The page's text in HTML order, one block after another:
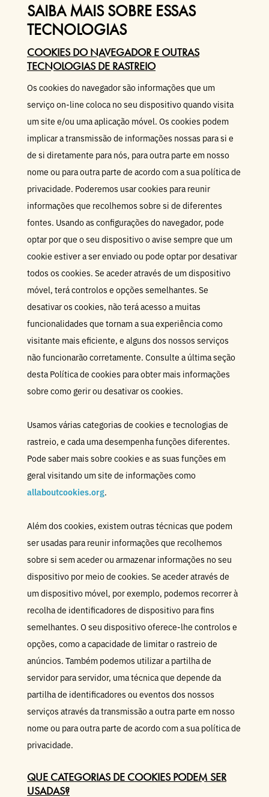
SAIBA MAIS SOBRE ESSAS
TECNOLOGIAS
COOKIES DO NAVEGADOR E OUTRAS
TECNOLOGIAS DE RASTREIO
Os cookies do navegador são informações que um
serviço on-line coloca no seu dispositivo quando visita
um site e/ou uma aplicação móvel. Os cookies podem
implicar a transmissão de informações nossas para si e
de si diretamente para nós, para outra parte em nosso
nome ou para outra parte de acordo com a sua política de
privacidade. Poderemos usar cookies para reunir
informações que recolhemos sobre si de diferentes
fontes. Usando as configurações do navegador, pode
optar por que o seu dispositivo o avise sempre que um
cookie estiver a ser enviado ou pode optar por desativar
todos os cookies. Se aceder através de um dispositivo
móvel, terá controlos e opções semelhantes. Se
desativar os cookies, não terá acesso a muitas
funcionalidades que tornam a sua experiência como
visitante mais eficiente, e alguns dos nossos serviços
não funcionarão corretamente. Consulte a última seção
desta Política de cookies para obter mais informações
sobre como gerir ou desativar os cookies.
Usamos várias categorias de cookies e tecnologias de
rastreio, e cada uma desempenha funções diferentes.
Pode saber mais sobre cookies e as suas funções em
geral visitando um site de informações como
allaboutcookies.org.
Além dos cookies, existem outras técnicas que podem
ser usadas para reunir informações que recolhemos
sobre si sem aceder ou armazenar informações no seu
dispositivo por meio de cookies. Se aceder através de
um dispositivo móvel, por exemplo, podemos recorrer à
recolha de identificadores de dispositivo para fins
semelhantes. O seu dispositivo oferece-lhe controlos e
opções, como a capacidade de limitar o rastreio de
anúncios. Também podemos utilizar a partilha de
servidor para servidor, uma técnica que depende da
partilha de identificadores ou eventos dos nossos
serviços através da transmissão a outra parte em nosso
nome ou para outra parte de acordo com a sua política de
privacidade.
QUE CATEGORIAS DE COOKIES PODEM SER
USADAS?